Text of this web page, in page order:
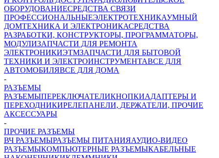
ОБОРУДОВАНИЕСРЕДСТВА СВЯЗИ
ПРОФЕССИОНАЛЬНЫЕЭЛЕКТРОТЕХНИКАУМНЫЙ
ДОМТЕХНИКА И ЭЛЕКТРОНИКАСРЕДСТВА
РАЗРАБОТКИ, КОНСТРУКТОРЫ, ПРОГРАММАТОРЫ,
МОДУЛИЗАПЧАСТИ ДЛЯ РЕМОНТА
ЭЛЕКТРОНИКИЭТМЗАПЧАСТИ ДЛЯ БЫТОВОЙ
ТЕХНИКИ И ЭЛЕКТРОИНСТРУМЕНТАВСЕ ДЛЯ
АВТОМОБИЛЯВСЕ ДЛЯ ДОМА
-
РАЗЪЕМЫ
РАЗЪЕМЫПЕРЕКЛЮЧАТЕЛИКНОПКИАДАПТЕРЫ И
ПЕРЕХОДНИКИРЕЛЕПАНЕЛИ, ДЕРЖАТЕЛИ, ПРОЧИЕ
АКСЕССУАРЫ
-
ПРОЧИЕ РАЗЪЕМЫ
ВЧ РАЗЪЕМЫРАЗЪЕМЫ ПИТАНИЯАУДИО-ВИДЕО
РАЗЪЕМЫКОМПЬЮТЕРНЫЕ РАЗЪЕМЫКАБЕЛЬНЫЕ